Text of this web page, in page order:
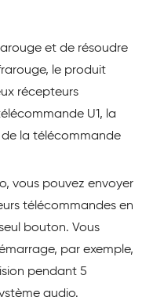
et de résoudre
le produit
récepteurs
U1, la
la télécommande
vous pouvez envoyer
télécommandes en
bouton. Vous
par exemple,
pendant 5
audio.